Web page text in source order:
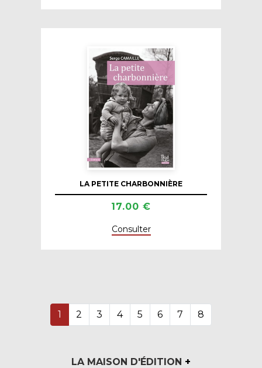
LA MAISON D'ÉDITION +
LA PETITE CHARBONNIÈRE
17.00 €
Consulter
1 2 3 4 5 6 7 8